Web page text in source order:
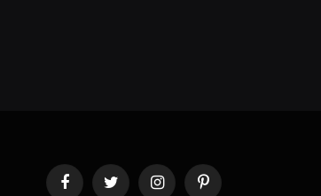
FacebookTwitter InstagramPinterest